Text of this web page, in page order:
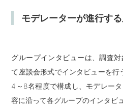
モデレーターが進行す
グループインタビューは、調査
て座談会形式でインタビューを行
4～8名程度で構成し、モデレー
容に沿って各グループのインタビ